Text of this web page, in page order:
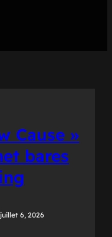
Cause »
bares
juillet 6, 2026